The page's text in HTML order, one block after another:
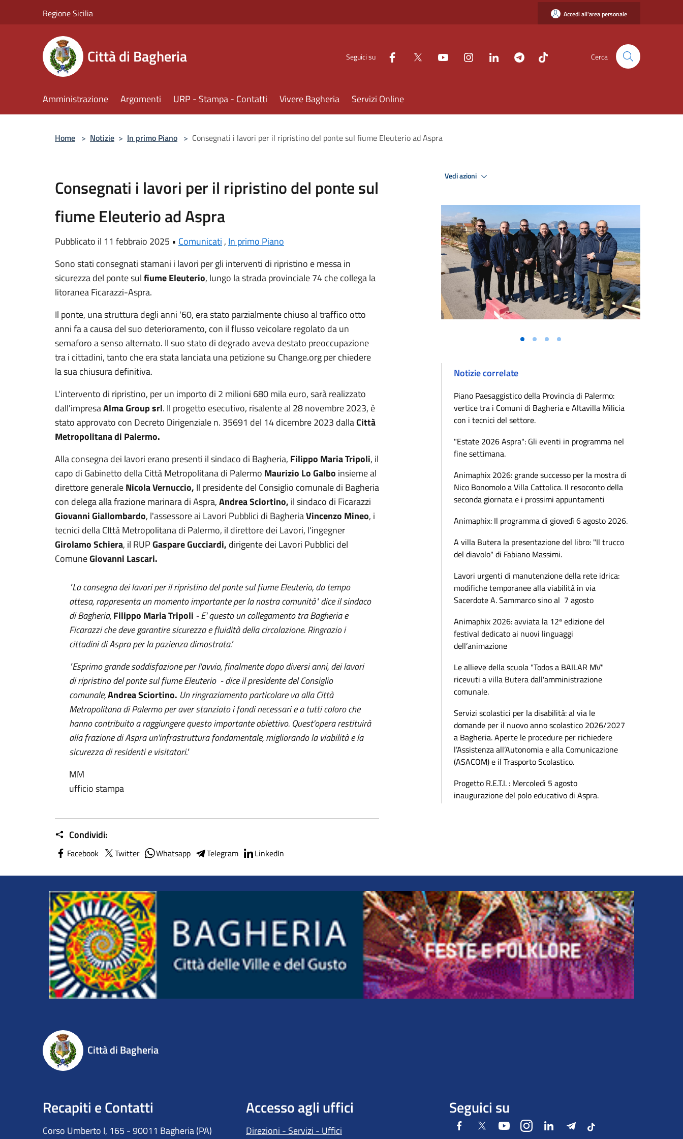
Regione Sicilia Accedi all'area personale
Città di Bagheria Seguici su Cerca
Amministrazione Argomenti URP - Stampa - Contatti Vivere Bagheria Servizi Online
Home > Notizie > In primo Piano > Consegnati i lavori per il ripristino del ponte sul fiume Eleuterio ad Aspra
Consegnati i lavori per il ripristino del ponte sul
fiume Eleuterio ad Aspra
Pubblicato il 11 febbraio 2025 • Comunicati , In primo Piano
Sono stati consegnati stamani i lavori per gli interventi di ripristino e messa in
sicurezza del ponte sulfiume Eleuterio, lungo la strada provinciale 74 che collega la
litoranea Ficarazzi-Aspra.
Il ponte, una struttura degli anni '60, era stato parzialmente chiuso al traffico otto
anni fa a causa del suo deterioramento, con il flusso veicolare regolato da un
semaforo a senso alternato. Il suo stato di degrado aveva destato preoccupazione
tra i cittadini, tanto che era stata lanciata una petizione su Change.org per chiedere
la sua chiusura definitiva.
L'intervento di ripristino, per un importo di 2 milioni 680 mila euro, sarà realizzato
dall'impresaAlma Group srl. Il progetto esecutivo, risalente al 28 novembre 2023, è
stato approvato con Decreto Dirigenziale n. 35691 del 14 dicembre 2023 dallaCittà
Metropolitana di Palermo.
Alla consegna dei lavori erano presenti il sindaco di Bagheria, Filippo Maria Tripoli, il
capo di Gabinetto della Città Metropolitana di Palermo Maurizio Lo Galbo insieme al
direttore generaleNicola Vernuccio, Il presidente del Consiglio comunale di Bagheria
con delega alla frazione marinara di Aspra,Andrea Sciortino, il sindaco di Ficarazzi
Giovanni Giallombardo, l'assessore ai Lavori Pubblici di BagheriaVincenzo Mineo, i
tecnici della CIttà Metropolitana di Palermo, il direttore dei Lavori, l'ingegner
Girolamo Schiera, il RUPGaspare Gucciardi, dirigente dei Lavori Pubblici del
ComuneGiovanni Lascari.
"La consegna dei lavori per il ripristino del ponte sul fiume Eleuterio, da tempo
attesa, rappresenta un momento importante per la nostra comunità" dice il sindaco
di Bagheria,Filippo Maria Tripoli - E' questo un collegamento tra Bagheria e
Ficarazzi che deve garantire sicurezza e fluidità della circolazione. Ringrazio i
cittadini di Aspra per la pazienza dimostrata."
"Esprimo grande soddisfazione per l'avvio, finalmente dopo diversi anni, dei lavori
di ripristino del ponte sul fiume Eleuterio - dice il presidente del Consiglio
comunale,Andrea Sciortino. Un ringraziamento particolare va alla Città
Metropolitana di Palermo per aver stanziato i fondi necessari e a tutti coloro che
hanno contribuito a raggiungere questo importante obiettivo. Quest'opera restituirà
alla frazione di Aspra un'infrastruttura fondamentale, migliorando la viabilità e la
sicurezza di residenti e visitatori."
MM
ufficio stampa
Condividi:
Facebook Twitter Whatsapp Telegram LinkedIn
Vedi azioni
Notizie correlate
Piano Paesaggistico della Provincia di Palermo:
vertice tra i Comuni di Bagheria e Altavilla Milicia
con i tecnici del settore.
"Estate 2026 Aspra": Gli eventi in programma nel
fine settimana.
Animaphix 2026: grande successo per la mostra di
Nico Bonomolo a Villa Cattolica. Il resoconto della
seconda giornata e i prossimi appuntamenti
Animaphix: Il programma di giovedì 6 agosto 2026.
A villa Butera la presentazione del libro: "Il trucco
del diavolo" di Fabiano Massimi.
Lavori urgenti di manutenzione della rete idrica:
modifiche temporanee alla viabilità in via
Sacerdote A. Sammarco sino al 7 agosto
Animaphix 2026: avviata la 12ª edizione del
festival dedicato ai nuovi linguaggi
dell’animazione
Le allieve della scuola "Todos a BAILAR MV"
ricevuti a villa Butera dall'amministrazione
comunale.
Servizi scolastici per la disabilità: al via le
domande per il nuovo anno scolastico 2026/2027
a Bagheria. Aperte le procedure per richiedere
l’Assistenza all’Autonomia e alla Comunicazione
(ASACOM) e il Trasporto Scolastico.
Progetto R.E.T.I. : Mercoledì 5 agosto
inaugurazione del polo educativo di Aspra.
Città di Bagheria
Recapiti e Contatti
Corso Umberto I, 165 - 90011 Bagheria (PA)
Accesso agli uffici
Direzioni - Servizi - Uffici
Seguici su
FacebookTwitter YoutubeInstagramLinkedIn Telegram
Tiktok